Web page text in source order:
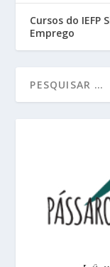
Cursos do
Emprego